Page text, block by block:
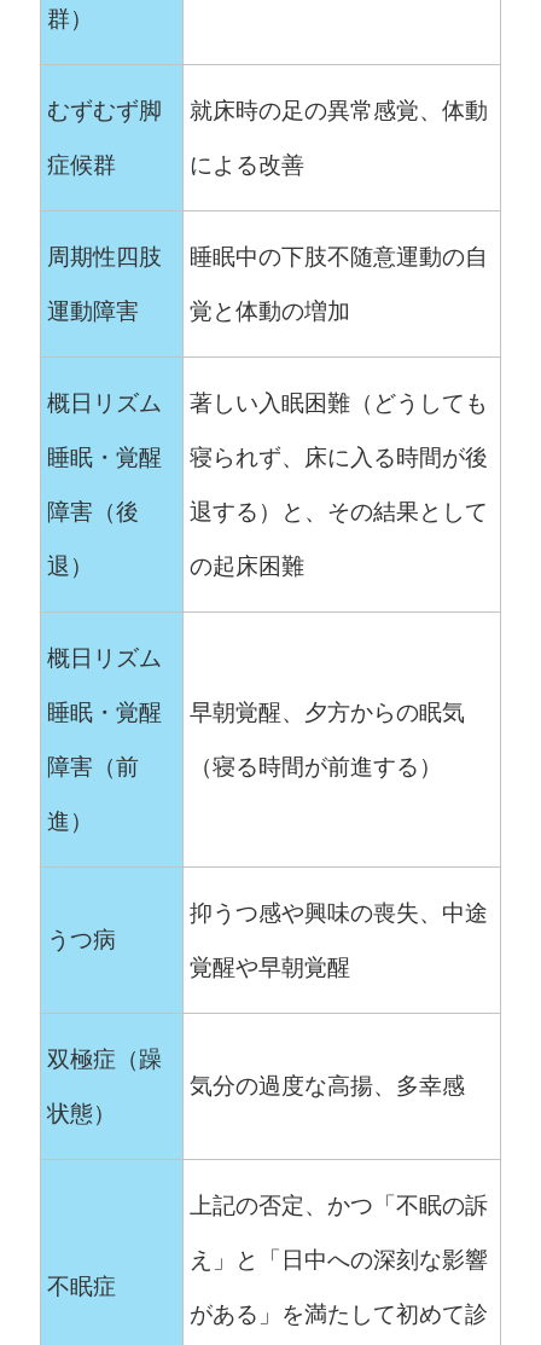
群）
むずむず脚
症候群
就床時の足の異常感覚、体動
による改善
周期性四肢
運動障害
睡眠中の下肢不随意運動の自
覚と体動の増加
概日リズム
睡眠・覚醒
障害（後
退）
著しい入眠困難（どうしても
寝られず、床に入る時間が後
退する）と、その結果として
の起床困難
概日リズム
睡眠・覚醒
障害（前
進）
早朝覚醒、夕方からの眠気
（寝る時間が前進する）
うつ病
抑うつ感や興味の喪失、中途
覚醒や早朝覚醒
双極症（躁
状態）
気分の過度な高揚、多幸感
不眠症
上記の否定、かつ「不眠の訴
え」と「日中への深刻な影響
がある」を満たして初めて診